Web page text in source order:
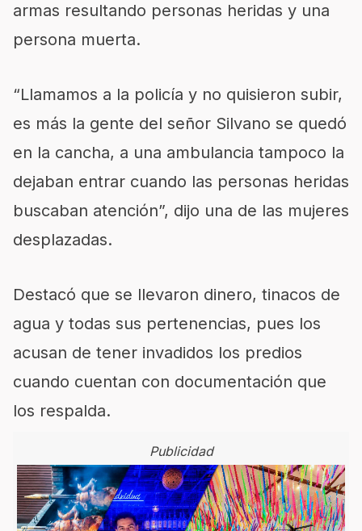
armas resultando personas heridas y una
persona muerta.
“Llamamos a la policía y no quisieron subir,
es más la gente del señor Silvano se quedó
en la cancha, a una ambulancia tampoco la
dejaban entrar cuando las personas heridas
buscaban atención”, dijo una de las mujeres
desplazadas.
Destacó que se llevaron dinero, tinacos de
agua y todas sus pertenencias, pues los
acusan de tener invadidos los predios
cuando cuentan con documentación que
los respalda.
Publicidad